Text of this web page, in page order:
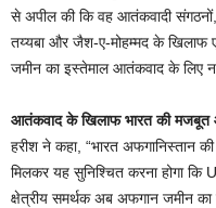
से अपील की कि वह आतंकवादी
तय्यबा और जैश-ए-मोहम्मद के
जमीन का इस्तेमाल आतंकवाद के लिए न
आतंकवाद के खिलाफ भारत की मजबूत
हरीश ने कहा, “भारत अफगानिस्तान
मिलकर यह सुनिश्चित करना होगा
क्षेत्रीय समर्थक अब अफगान जमीन